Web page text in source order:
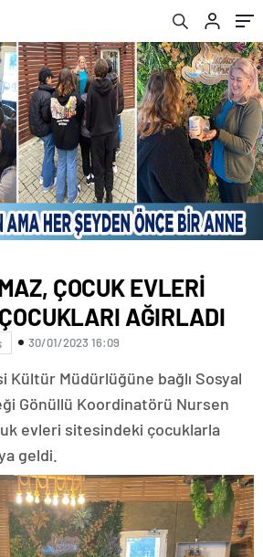
ÇOCUK EVLERİ
AĞIRLADI
30/01/2023 16:09
Kültür Müdürlüğüne bağlı Sosyal
Gönüllü Koordinatörü Nursen
evleri sitesindeki çocuklarla
geldi.